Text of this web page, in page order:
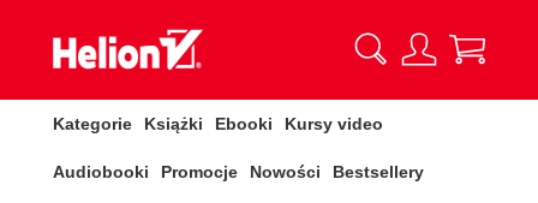
Kategorie Książki Ebooki Kursy video
Audiobooki Promocje Nowości Bestsellery